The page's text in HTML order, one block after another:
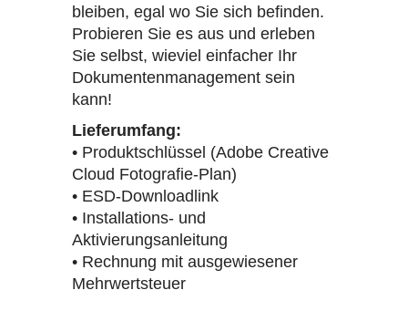
bleiben, egal wo Sie sich befinden.
Probieren Sie es aus und erleben
Sie selbst, wieviel einfacher Ihr
Dokumentenmanagement sein
kann!
Lieferumfang:
• Produktschlüssel (Adobe Creative
Cloud Fotografie-Plan)
• ESD-Downloadlink
• Installations- und
Aktivierungsanleitung
• Rechnung mit ausgewiesener
Mehrwertsteuer